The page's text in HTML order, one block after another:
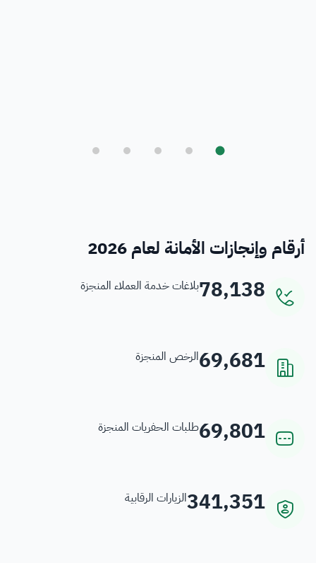
أرقام وإنجازات الأمانة لعام 2026
78,138بلاغات خدمة العملاء المنجزة
69,681الرخص المنجزة
69,801طلبات الحفريات المنجزة
341,351الزيارات الرقابية